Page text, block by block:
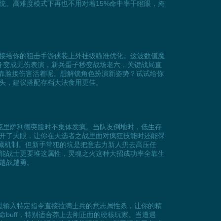
。高难度模式下再也不用对着15%命中率干瞪眼，掩
给你的狙击手游侠装上外挂级瞄准优化。这波数值魔
成无伤表演，新兵蛋子秒变战场老六，关键战局直
接伤害活着呢。想解锁角色扮演新姿势？试试给你
建议搭配存档大法食用更佳。
萨利德突脸时不集体发疯。当队友倒地时，低生存
了天眼，让你在天选者之战里面对疯狂技能时还能保
制。但新手常犯的坑是把意志力新人扔去高压任
战士更要堆这属性，灵魂之火这种大招成功率全靠生
战越勇。
入特定指令直接拉满士兵的意志属性条，让你的精
buff，特别适合莽上去刚正面的硬核玩家。当遭遇